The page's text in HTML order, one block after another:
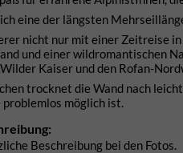
eine der längsten
nicht nur mit einer Zeitreise
und einer wildromantischen
Kaiser und den Rofan-
trocknet die Wand nach
möglich ist.
Beschreibung bei den Fotos.